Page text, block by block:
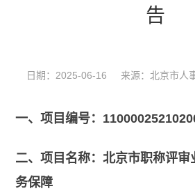
告
日期：2025-06-16 来源：北京市人
一、项目编号：
二、项目名称：北京市职称评审
务保障